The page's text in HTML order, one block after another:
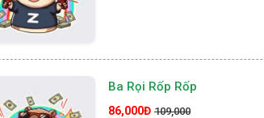
Ba Rọi Rốp Rốp
86,000Đ 109,000